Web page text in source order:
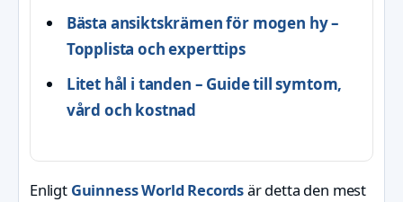
Bästa ansiktskrämen för mogen hy –
Topplista och experttips
Litet hål i tanden – Guide till symtom,
vård och kostnad
Enligt Guinness World Recordsär detta den mest